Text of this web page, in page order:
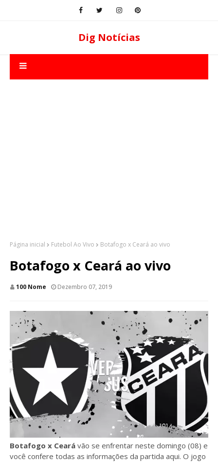
Dig Notícias
Página inicial Futebol Ao Vivo Botafogo x Ceará ao vivo
Botafogo x Ceará ao vivo
100 Nome Dezembro 07, 2019
Botafogo x Ceará vão se enfrentar neste domingo (08) e
você confere todas as informações da partida aqui. O jogo